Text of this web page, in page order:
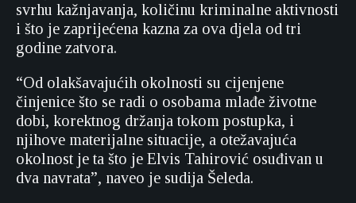
svrhu kažnjavanja, količinu kriminalne aktivnosti
i što je zaprijećena kazna za ova djela od tri
godine zatvora.
“Od olakšavajućih okolnosti su cijenjene
činjenice što se radi o osobama mlađe životne
dobi, korektnog držanja tokom postupka, i
njihove materijalne situacije, a otežavajuća
okolnost je ta što je Elvis Tahirović osuđivan u
dva navrata”, naveo je sudija Šeleda.